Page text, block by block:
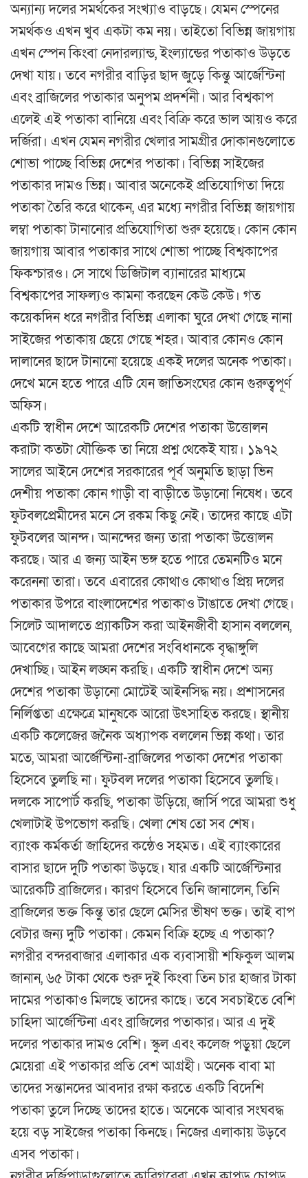
অন্যান্য দলের সমর্থকের সংখ্যাও বাড়ছে। যেমন স্পেনের
সমর্থকও এখন খুব একটা কম নয়। তাইতো বিভিন্ন জায়গায়
এখন স্পেন কিংবা নেদারল্যান্ড, ইংল্যান্ডের পতাকাও উড়তে
দেখা যায়। তবে নগরীর বাড়ির ছাদ জুড়ে কিন্তু আর্জেন্টিনা
এবং ব্রাজিলের পতাকার অনুপম প্রদর্শনী। আর বিশ্বকাপ
এলেই এই পতাকা বানিয়ে এবং বিক্রি করে ভাল আয়ও করে
দর্জিরা। এখন যেমন নগরীর খেলার সামগ্রীর দোকানগুলোতে
শোভা পাচ্ছে বিভিন্ন দেশের পতাকা। বিভিন্ন সাইজের
পতাকার দামও ভিন্ন। আবার অনেকেই প্রতিযোগিতা দিয়ে
পতাকা তৈরি করে থাকেন, এর মধ্যে নগরীর বিভিন্ন জায়গায়
লম্বা পতাকা টানানোর প্রতিযোগিতা শুরু হয়েছে। কোন কোন
জায়গায় আবার পতাকার সাথে শোভা পাচ্ছে বিশ্বকাপের
ফিকশ্চারও। সে সাথে ডিজিটাল ব্যানারের মাধ্যমে
বিশ্বকাপের সাফল্যও কামনা করছেন কেউ কেউ। গত
কয়েকদিন ধরে নগরীর বিভিন্ন এলাকা ঘুরে দেখা গেছে নানা
সাইজের পতাকায় ছেয়ে গেছে শহর। আবার কোনও কোন
দালানের ছাদে টানানো হয়েছে একই দলের অনেক পতাকা।
দেখে মনে হতে পারে এটি যেন জাতিসংঘের কোন গুরুত্বপূর্ণ
অফিস।
একটি স্বাধীন দেশে আরেকটি দেশের পতাকা উত্তোলন
করাটা কতটা যৌক্তিক তা নিয়ে প্রশ্ন থেকেই যায়। ১৯৭২
সালের আইনে দেশের সরকারের পূর্ব অনুমতি ছাড়া ভিন
দেশীয় পতাকা কোন গাড়ী বা বাড়ীতে উড়ানো নিষেধ। তবে
ফুটবলপ্রেমীদের মনে সে রকম কিছু নেই। তাদের কাছে এটা
ফুটবলের আনন্দ। আনন্দের জন্য তারা পতাকা উত্তোলন
করছে। আর এ জন্য আইন ভঙ্গ হতে পারে তেমনটিও মনে
করেননা তারা। তবে এবারের কোথাও কোথাও প্রিয় দলের
পতাকার উপরে বাংলাদেশের পতাকাও টাঙাতে দেখা গেছে।
সিলেট আদালতে প্র্যাকটিস করা আইনজীবী হাসান বললেন,
আবেগের কাছে আমরা দেশের সংবিধানকে বৃদ্ধাঙ্গুলি
দেখাচ্ছি। আইন লঙ্ঘন করছি। একটি স্বাধীন দেশে অন্য
দেশের পতাকা উড়ানো মোটেই আইনসিদ্ধ নয়। প্রশাসনের
নির্লিপ্ততা এক্ষেত্রে মানুষকে আরো উৎসাহিত করছে। স্থানীয়
একটি কলেজের জনৈক অধ্যাপক বললেন ভিন্ন কথা। তার
মতে, আমরা আর্জেন্টিনা-ব্রাজিলের পতাকা দেশের পতাকা
হিসেবে তুলছি না। ফুটবল দলের পতাকা হিসেবে তুলছি।
দলকে সাপোর্ট করছি, পতাকা উড়িয়ে, জার্সি পরে আমরা শুধু
খেলাটাই উপভোগ করছি। খেলা শেষ তো সব শেষ।
ব্যাংক কর্মকর্তা জাহিদের কন্ঠেও সহমত। এই ব্যাংকারের
বাসার ছাদে দুটি পতাকা উড়ছে। যার একটি আর্জেন্টিনার
আরেকটি ব্রাজিলের। কারণ হিসেবে তিনি জানালেন, তিনি
ব্রাজিলের ভক্ত কিন্তু তার ছেলে মেসির ভীষণ ভক্ত। তাই বাপ
বেটার জন্য দুটি পতাকা। কেমন বিক্রি হচ্ছে এ পতাকা?
নগরীর বন্দরবাজার এলাকার এক ব্যবাসায়ী শফিকুল আলম
জানান, ৬৫ টাকা থেকে শুরু দুই কিংবা তিন চার হাজার টাকা
দামের পতাকাও মিলছে তাদের কাছে। তবে সবচাইতে বেশি
চাহিদা আর্জেন্টিনা এবং ব্রাজিলের পতাকার। আর এ দুই
দলের পতাকার দামও বেশি। স্কুল এবং কলেজ পড়ুয়া ছেলে
মেয়েরা এই পতাকার প্রতি বেশ আগ্রহী। অনেক বাবা মা
তাদের সন্তানদের আবদার রক্ষা করতে একটি বিদেশি
পতাকা তুলে দিচ্ছে তাদের হাতে। অনেকে আবার সংঘবদ্ধ
হয়ে বড় সাইজের পতাকা কিনছে। নিজের এলাকায় উড়বে
এসব পতাকা।